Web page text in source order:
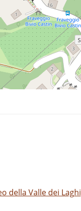
della Valle dei Laghi